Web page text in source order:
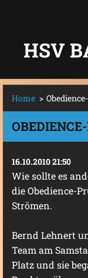
HSV
Home >
16.10.2010 21:50
Wie sollte es
die Obedience-
Strömen.
Bernd Lehnert
Team am
Platz und sie